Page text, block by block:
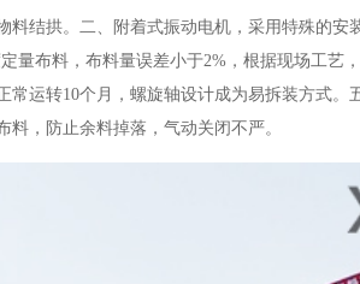
结拱。二、附着式振动电机，采用特殊的安
量布料，布料量误差小于2%，根据现场工艺
运转10个月，螺旋轴设计成为易拆装方式。
，防止余料掉落，气动关闭不严。